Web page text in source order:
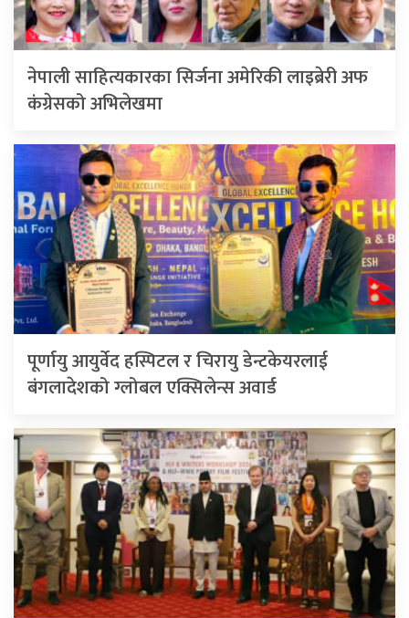
नेपाली साहित्यकारका सिर्जना अमेरिकी लाइब्रेरी अफ
कंग्रेसको अभिलेखमा
पूर्णायु आयुर्वेद हस्पिटल र चिरायु डेन्टकेयरलाई
बंगलादेशको ग्लोबल एक्सिलेन्स अवार्ड